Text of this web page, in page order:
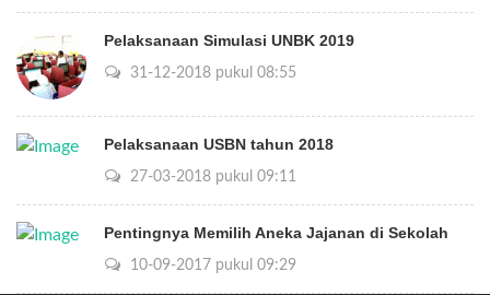
Pelaksanaan Simulasi UNBK 2019
31-12-2018 pukul 08:55
Pelaksanaan USBN tahun 2018
27-03-2018 pukul 09:11
Pentingnya Memilih Aneka Jajanan di Sekolah
10-09-2017 pukul 09:29